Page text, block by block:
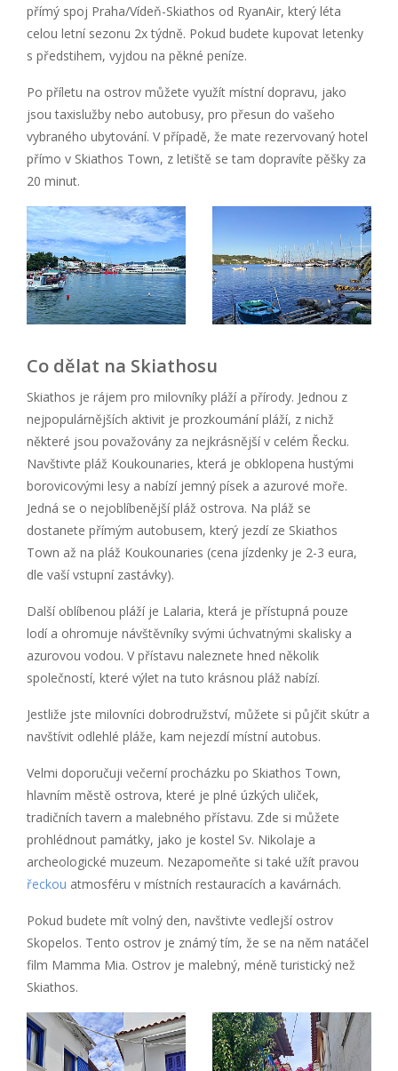
přímý spoj Praha/Vídeň-Skiathos od RyanAir, který léta
celou letní sezonu 2x týdně. Pokud budete kupovat letenky
s předstihem, vyjdou na pěkné peníze.
Po příletu na ostrov můžete využít místní dopravu, jako
jsou taxislužby nebo autobusy, pro přesun do vašeho
vybraného ubytování. V případě, že mate rezervovaný hotel
přímo v Skiathos Town, z letiště se tam dopravíte pěšky za
20 minut.
Co dělat na Skiathosu
Skiathos je rájem pro milovníky pláží a přírody. Jednou z
nejpopulárnějších aktivit je prozkoumání pláží, z nichž
některé jsou považovány za nejkrásnější v celém Řecku.
Navštivte pláž Koukounaries, která je obklopena hustými
borovicovými lesy a nabízí jemný písek a azurové moře.
Jedná se o nejoblíbenější pláž ostrova. Na pláž se
dostanete přímým autobusem, který jezdí ze Skiathos
Town až na pláž Koukounaries (cena jízdenky je 2-3 eura,
dle vaší vstupní zastávky).
Další oblíbenou pláží je Lalaria, která je přístupná pouze
lodí a ohromuje návštěvníky svými úchvatnými skalisky a
azurovou vodou. V přístavu naleznete hned několik
společností, které výlet na tuto krásnou pláž nabízí.
Jestliže jste milovníci dobrodružství, můžete si půjčit skútr a
navštívit odlehlé pláže, kam nejezdí místní autobus.
Velmi doporučuji večerní procházku po Skiathos Town,
hlavním městě ostrova, které je plné úzkých uliček,
tradičních tavern a malebného přístavu. Zde si můžete
prohlédnout památky, jako je kostel Sv. Nikolaje a
archeologické muzeum. Nezapomeňte si také užít pravou
řeckou atmosféru v místních restauracích a kavárnách.
Pokud budete mít volný den, navštivte vedlejší ostrov
Skopelos. Tento ostrov je známý tím, že se na něm natáčel
film Mamma Mia. Ostrov je malebný, méně turistický než
Skiathos.